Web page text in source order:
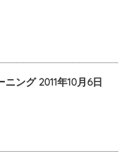
ング 2011年10月6日